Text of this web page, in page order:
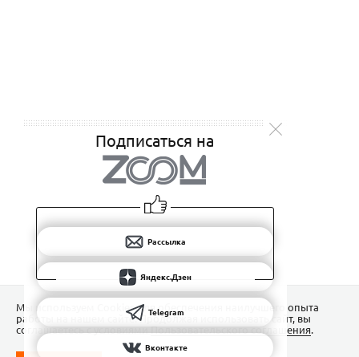
Подписаться на
Рассылка
Яндекс.Дзен
Telegram
Вконтакте
Мы используем Сookies для обеспечения наилучшего опыта
работы на нашем сайте. Продолжая использовать сайт, вы
соглашаетесь с условиямиПользовательского соглашения.